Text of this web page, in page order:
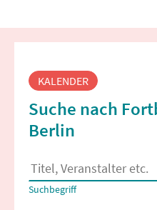
KALENDER
Suche nach
Berlin
Es erscheinen
Suchbegriff